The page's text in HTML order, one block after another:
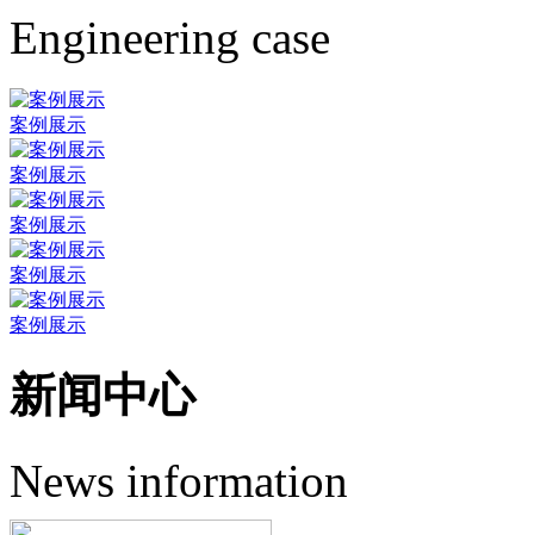
Engineering case
案例展示
案例展示
案例展示
案例展示
案例展示
新闻中心
News information